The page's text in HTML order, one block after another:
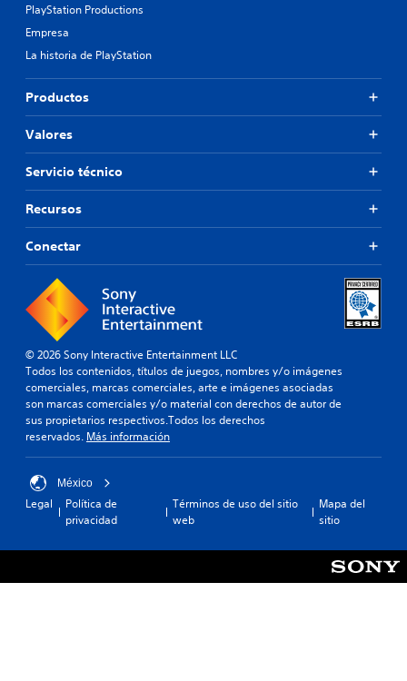
PlayStation Productions
Empresa
La historia de PlayStation
Productos
Valores
Servicio técnico
Recursos
Conectar
© 2026 Sony Interactive Entertainment LLC
Todos los contenidos, títulos de juegos, nombres y/o imágenes
comerciales, marcas comerciales, arte e imágenes asociadas
son marcas comerciales y/o material con derechos de autor de
sus propietarios respectivos.Todos los derechos
reservados. Más información
México
Legal
Política de
privacidad
Términos de uso del sitio
web
Mapa del
sitio